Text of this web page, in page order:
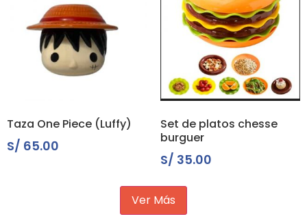
Taza One Piece (Luffy)
S/ 65.00
Set de platos chesse
burguer
S/ 35.00
Ver Más